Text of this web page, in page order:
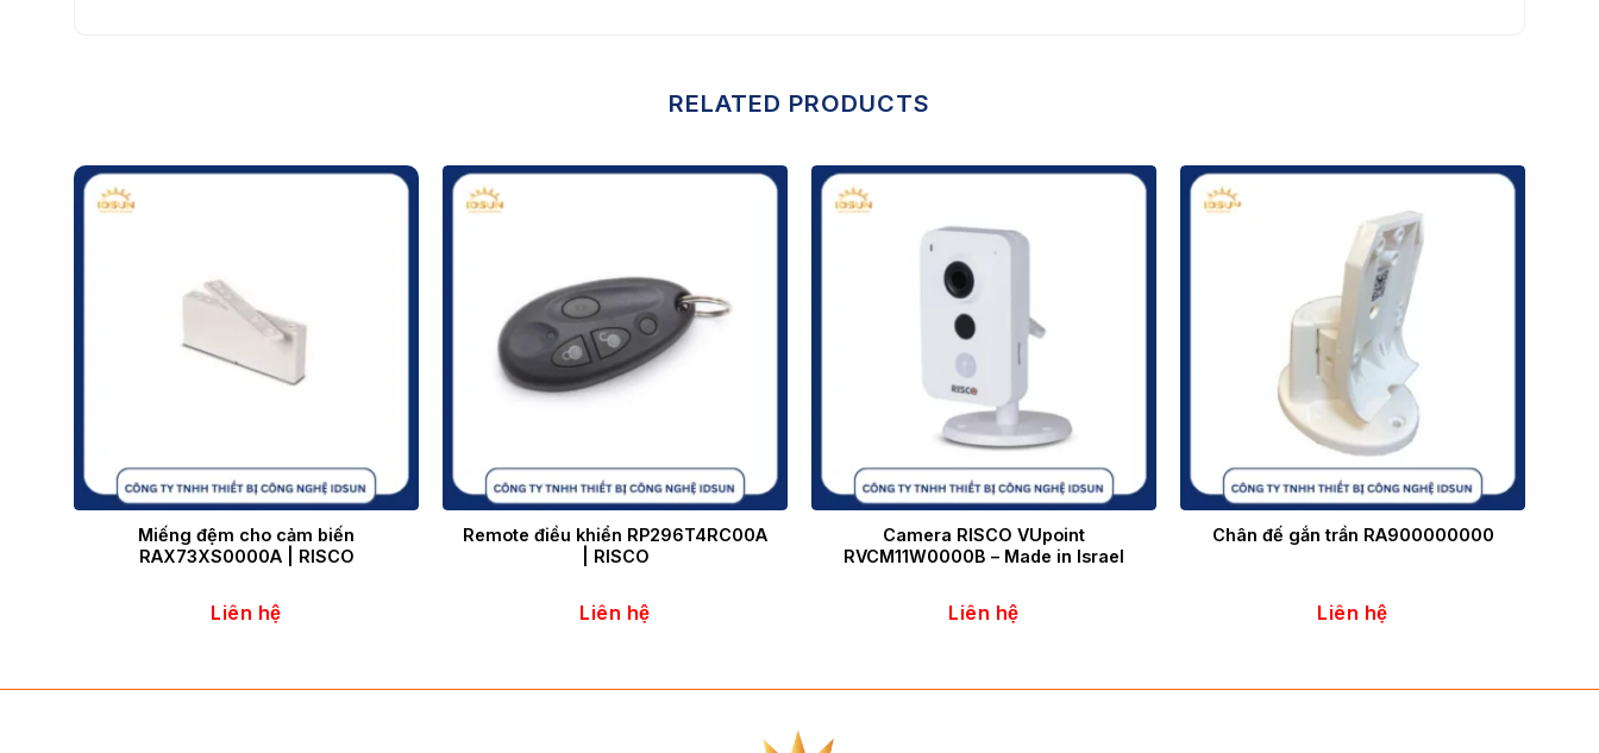
RELATED PRODUCTS
Miếng đệm cho cảm biến
RAX73XS0000A | RISCO
Liên hệ
Remote điều khiển RP296T4RC00A
| RISCO
Liên hệ
Camera RISCO VUpoint
RVCM11W0000B – Made in Israel
Liên hệ
Chân đế gắn trần RA900000000
Liên hệ